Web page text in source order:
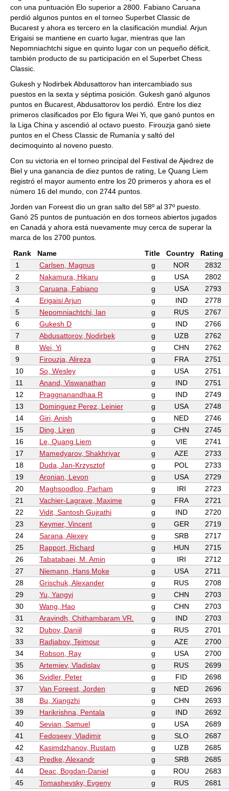
con una puntuación Elo superior a 2800. Fabiano Caruana
perdió algunos puntos en el torneo Superbet Classic de
Bucarest y ahora es tercero en la clasificación mundial. Arjun
Erigaisi se mantiene en cuarto lugar, mientras que Ian
Nepomniachtchi sigue en quinto lugar con un pequeño déficit,
también producto de su participación en el Superbet Chess
Classic.
Gukesh y Nodirbek Abdusattorov han intercambiado sus
puestos en la sexta y séptima posición. Gukesh ganó algunos
puntos en Bucarest, Abdusattorov los perdió. Entre los diez
primeros clasificados por Elo figura Wei Yi, que ganó puntos en
la Liga China y ascendió al octavo puesto. Firouzja ganó siete
puntos en el Chess Classic de Rumanía y saltó del
decimoquinto al noveno puesto.
Con su victoria en el torneo principal del Festival de Ajedrez de
Biel y una ganancia de diez puntos de rating, Le Quang Liem
registró el mayor aumento entre los 20 primeros y ahora es el
número 16 del mundo, con 2744 puntos.
Jorden van Foreest dio un gran salto del 58º al 37º puesto.
Ganó 25 puntos de puntuación en dos torneos abiertos jugados
en Canadá y ahora está nuevamente muy cerca de superar la
marca de los 2700 puntos.
Rank
Name Title Country
Rating
1
Carlsen, Magnus g NOR
2832
2
Nakamura, Hikaru g USA
2802
3
Caruana, Fabiano g USA
2793
4
Erigaisi Arjun g IND
2778
5
Nepomniachtchi, Ian g RUS
2767
6
Gukesh D g IND
2766
7
Abdusattorov, Nodirbek g UZB
2762
8
Wei, Yi g CHN
2762
9
Firouzja, Alireza g FRA
2751
10
So, Wesley g USA
2751
11
Anand, Viswanathan g IND
2751
12
Praggnanandhaa R g IND
2749
13
Dominguez Perez, Leinier g USA
2748
14
Giri, Anish g NED
2746
15
Ding, Liren g CHN
2745
16
Le, Quang Liem g VIE
2741
17
Mamedyarov, Shakhriyar g AZE
2733
18
Duda, Jan-Krzysztof g POL
2733
19
Aronian, Levon g USA
2729
20
Maghsoodloo, Parham g IRI
2723
21
Vachier-Lagrave, Maxime g FRA
2721
22
Vidit, Santosh Gujrathi g IND
2720
23
Keymer, Vincent g GER
2719
24
Sarana, Alexey g SRB
2717
25
Rapport, Richard g HUN
2715
26
Tabatabaei, M. Amin g IRI
2712
27
Niemann, Hans Moke g USA
2711
28
Grischuk, Alexander g RUS
2708
29
Yu, Yangyi g CHN
2703
30
Wang, Hao g CHN
2703
31
Aravindh, Chithambaram VR. g IND
2703
32
Dubov, Daniil g RUS
2701
33
Radjabov, Teimour g AZE
2700
34
Robson, Ray g USA
2700
35
Artemiev, Vladislav g RUS
2699
36
Svidler, Peter g FID
2698
37
Van Foreest, Jorden g NED
2696
38
Bu, Xiangzhi g CHN
2693
39
Harikrishna, Pentala g IND
2692
40
Sevian, Samuel g USA
2689
41
Fedoseev, Vladimir g SLO
2687
42
Kasimdzhanov, Rustam g UZB
2685
43
Predke, Alexandr g SRB
2685
44
Deac, Bogdan-Daniel g ROU
2683
45
Tomashevsky, Evgeny g RUS
2681